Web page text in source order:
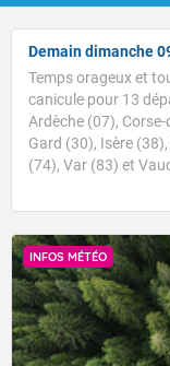
Demain dimanche
Temps orageux et
canicule pour 13
Ardèche (07),
Gard (30), Isère
(74), Var (83) et
INFOS MÉTÉO